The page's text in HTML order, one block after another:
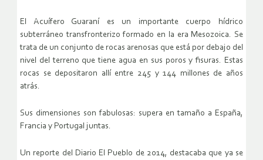
El Acuífero Guaraní es un importante cuerpo hídrico
subterráneo transfronterizo formado en la era Mesozoica. Se
trata de un conjunto de rocas arenosas que está por debajo del
nivel del terreno que tiene agua en sus poros y fisuras. Estas
rocas se depositaron allí entre 245 y 144 millones de años
atrás.
Sus dimensiones son fabulosas: supera en tamaño a España,
Francia y Portugal juntas.
Un reporte del Diario El Pueblo de 2014, destacaba que ya se